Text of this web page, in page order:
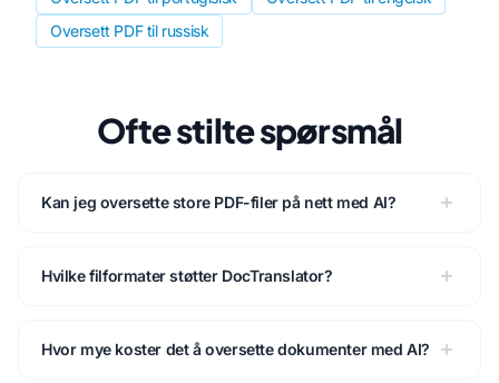
Oversett PDF til russisk
Ofte stilte spørsmål
Kan jeg oversette store PDF-filer på nett med AI?
Hvilke filformater støtter DocTranslator?
Hvor mye koster det å oversette dokumenter med AI?